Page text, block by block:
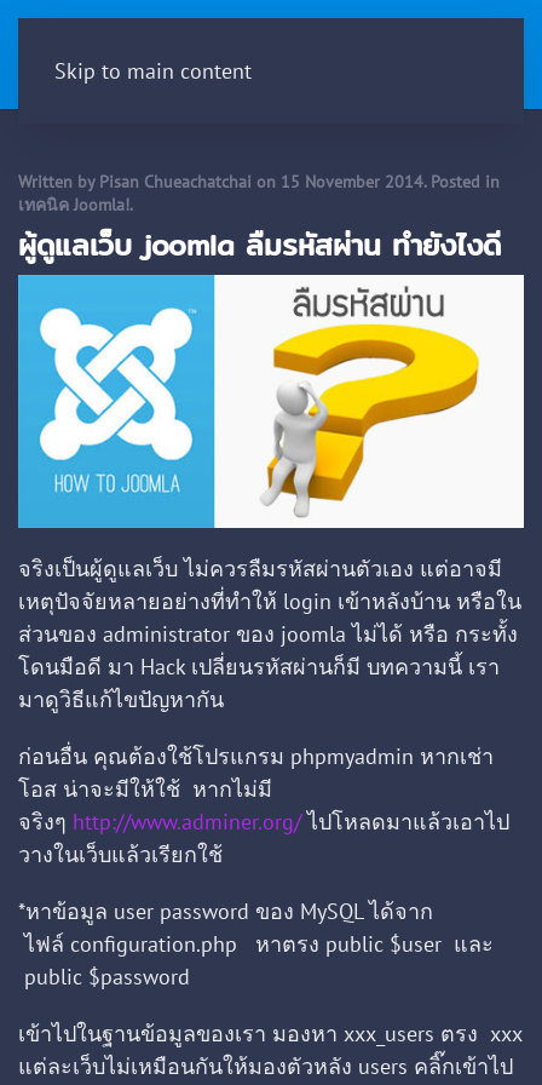
Skip to main content
Menu
Written by Pisan Chueachatchai on 15 November 2014. Posted in
เทคนิค Joomla!.
ผู้ดูแลเว็บ joomla ลืมรหัสผ่าน ทำยังไงดี
จริงเป็นผู้ดูแลเว็บ ไม่ควรลืมรหัสผ่านตัวเอง แต่อาจมี
เหตุปัจจัยหลายอย่างที่ทำให้ login เข้าหลังบ้าน หรือใน
ส่วนของ administrator ของ joomla ไม่ได้ หรือ กระทั้ง
โดนมือดี มา Hack เปลี่ยนรหัสผ่านก็มี บทความนี้ เรา
มาดูวิธีแก้ไขปัญหากัน
ก่อนอื่น คุณต้องใช้โปรแกรม phpmyadmin หากเช่า
โอส น่าจะมีให้ใช้ หากไม่มี
จริงๆ http://www.adminer.org/ไปโหลดมาแล้วเอาไป
วางในเว็บแล้วเรียกใช้
*หาข้อมูล user password ของ MySQL ได้จาก
ไฟล์ configuration.php หาตรง public $user และ
public $password
เข้าไปในฐานข้อมูลของเรา มองหา xxx_users ตรง xxx
แต่ละเว็บไม่เหมือนกันให้มองตัวหลัง users คลิ๊กเข้าไป